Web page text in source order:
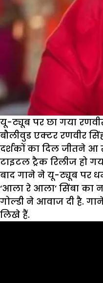
यू-ट्यूब पर छा गया
बौलीवुड एक्टर रणवीर
दर्शकों का दिल जीतने
टाइटल ट्रैक रिलीज हो
बाद गाने ने यू-ट्यूब पर
‘आला रे आला’ सिंबा का
गोल्डी ने आवाज दी है.
लिखे हैं.